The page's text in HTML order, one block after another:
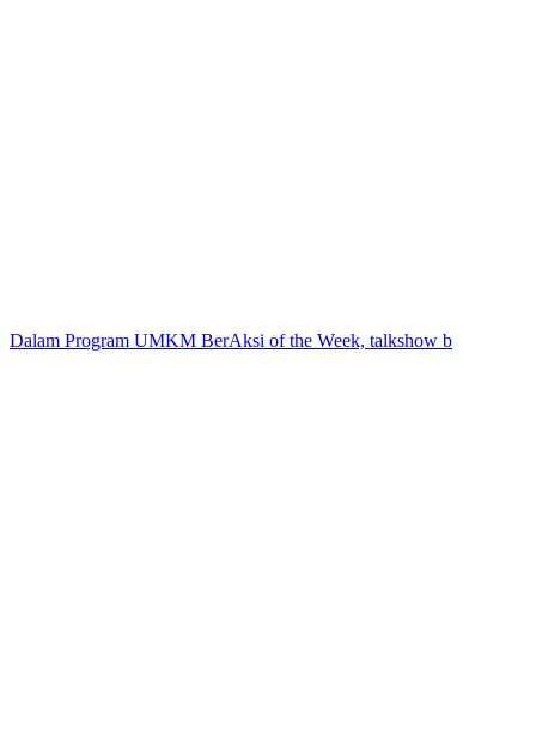
Dalam Program UMKM BerAksi of the Week, talkshow b